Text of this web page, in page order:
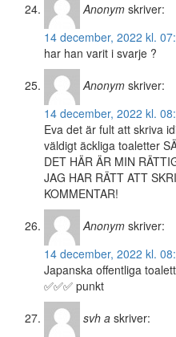
Anonym skriver:
14 december, 2022 kl.
har han varit i svarje ?
Anonym skriver:
14 december, 2022 kl.
Eva det är fult att skriva
väldigt äckliga toaletter
DET HÄR ÄR MIN
JAG HAR RÄTT ATT
KOMMENTAR!
Anonym skriver:
14 december, 2022 kl.
Japanska offentliga
✅✅✅ punkt
svh a skriver: